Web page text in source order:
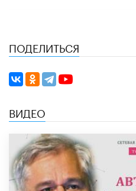
ПОДЕЛИТЬСЯ
ВИДЕО